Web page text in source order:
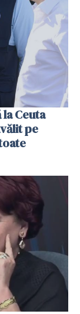
Ceuta
pe